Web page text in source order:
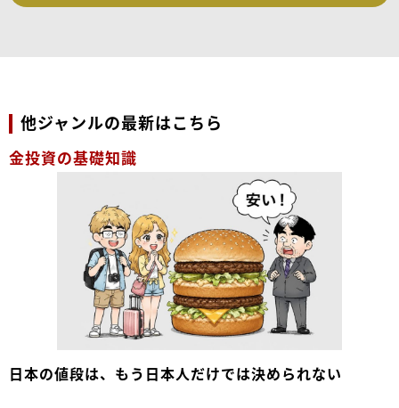
他ジャンルの最新はこちら
金投資の基礎知識
日本の値段は、もう日本人だけでは決められない